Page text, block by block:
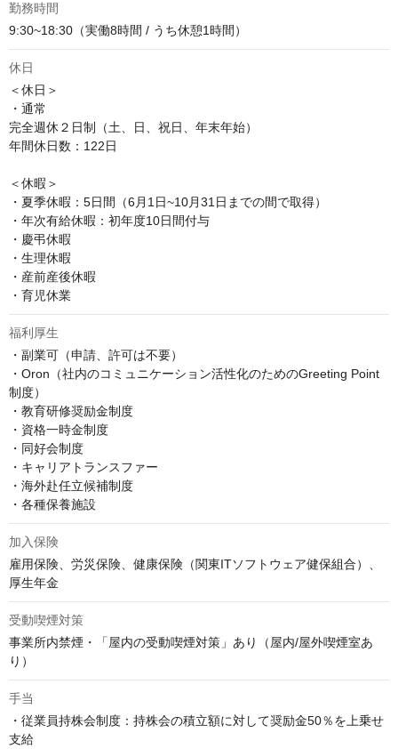
勤務時間
9:30~18:30（実働8時間 / うち休憩1時間）
休日
＜休日＞
・通常
完全週休２日制（土、日、祝日、年末年始）
年間休日数：122日
＜休暇＞
・夏季休暇：5日間（6月1日~10月31日までの間で取得）
・年次有給休暇：初年度10日間付与
・慶弔休暇
・生理休暇
・産前産後休暇
・育児休業
福利厚生
・副業可（申請、許可は不要）
・Oron（社内のコミュニケーション活性化のためのGreeting Point
制度）
・教育研修奨励金制度
・資格一時金制度
・同好会制度
・キャリアトランスファー
・海外赴任立候補制度
・各種保養施設
加入保険
雇用保険、労災保険、健康保険（関東ITソフトウェア健保組合）、
厚生年金
受動喫煙対策
事業所内禁煙・「屋内の受動喫煙対策」あり（屋内/屋外喫煙室あ
り）
手当
・従業員持株会制度：持株会の積立額に対して奨励金50％を上乗せ
支給